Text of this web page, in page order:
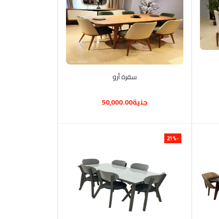
أضف إلى السلة
سفرة أرو
جنية50,000.00
-21%